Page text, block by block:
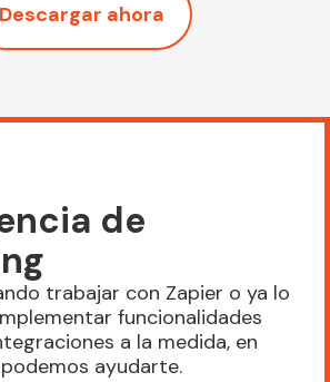
Descargar ahora
de
trabajar con Zapier o ya lo
funcionalidades
a la medida, en
ayudarte.